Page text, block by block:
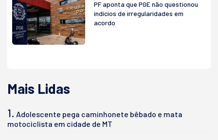
PF aponta que PGE não questionou
indícios de irregularidades em
acordo
Mais Lidas
1. Adolescente pega caminhonete bêbado e mata
motociclista em cidade de MT